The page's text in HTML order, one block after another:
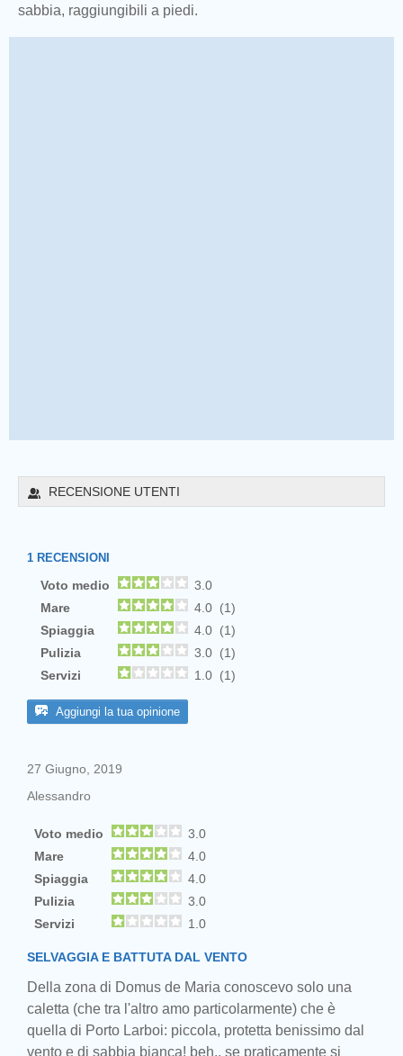
sabbia, raggiungibili a piedi.
RECENSIONE UTENTI
1 RECENSIONI
Voto medio
3.0
Mare
4.0 (1)
Spiaggia
4.0 (1)
Pulizia
3.0 (1)
Servizi
1.0 (1)
Aggiungi la tua opinione
27 Giugno, 2019
Alessandro
Voto medio
3.0
Mare
4.0
Spiaggia
4.0
Pulizia
3.0
Servizi
1.0
SELVAGGIA E BATTUTA DAL VENTO
Della zona di Domus de Maria conoscevo solo una
caletta (che tra l'altro amo particolarmente) che è
quella di Porto Larboi: piccola, protetta benissimo dal
vento e di sabbia bianca! beh.. se praticamente si